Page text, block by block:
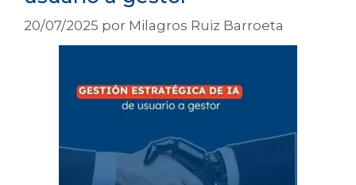
20/07/2025 por Milagros Ruiz Barroeta